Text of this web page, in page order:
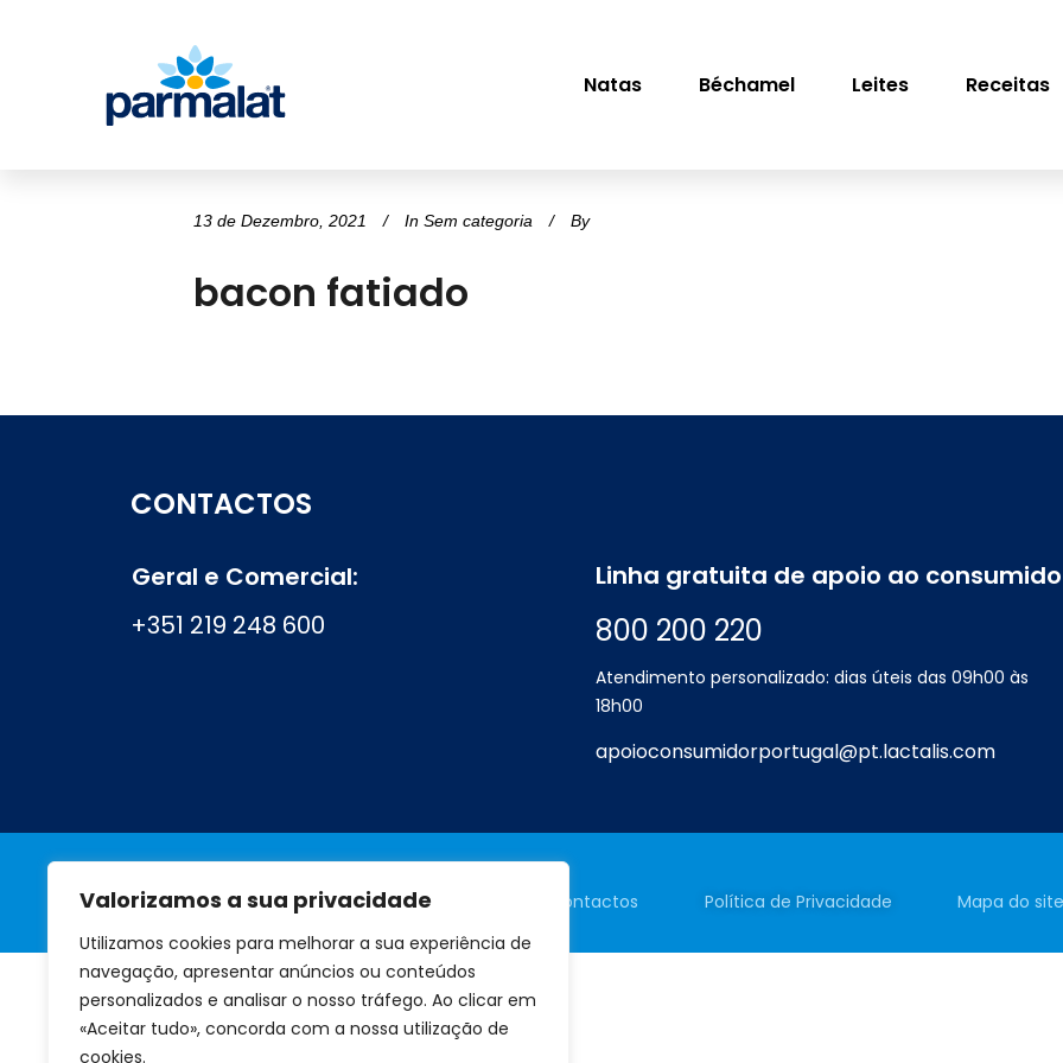
Valorizamos a sua privacidade
Utilizamos cookies para melhorar a sua experiência de
navegação, apresentar anúncios ou conteúdos
personalizados e analisar o nosso tráfego. Ao clicar em
«Aceitar tudo», concorda com a nossa utilização de
cookies.
Natas Béchamel Leites Receitas
13 de Dezembro, 2021 In Sem categoria By
bacon fatiado
CONTACTOS
Geral e Comercial:
+351 219 248 600
Linha gratuita de apoio ao
800 200 220
Atendimento personalizado: dias úteis das 09h00 às
18h00
apoioconsumidorportugal@pt.lactalis.com
A marca Perguntas frequentes Contactos Política de Privacidade Mapa do site